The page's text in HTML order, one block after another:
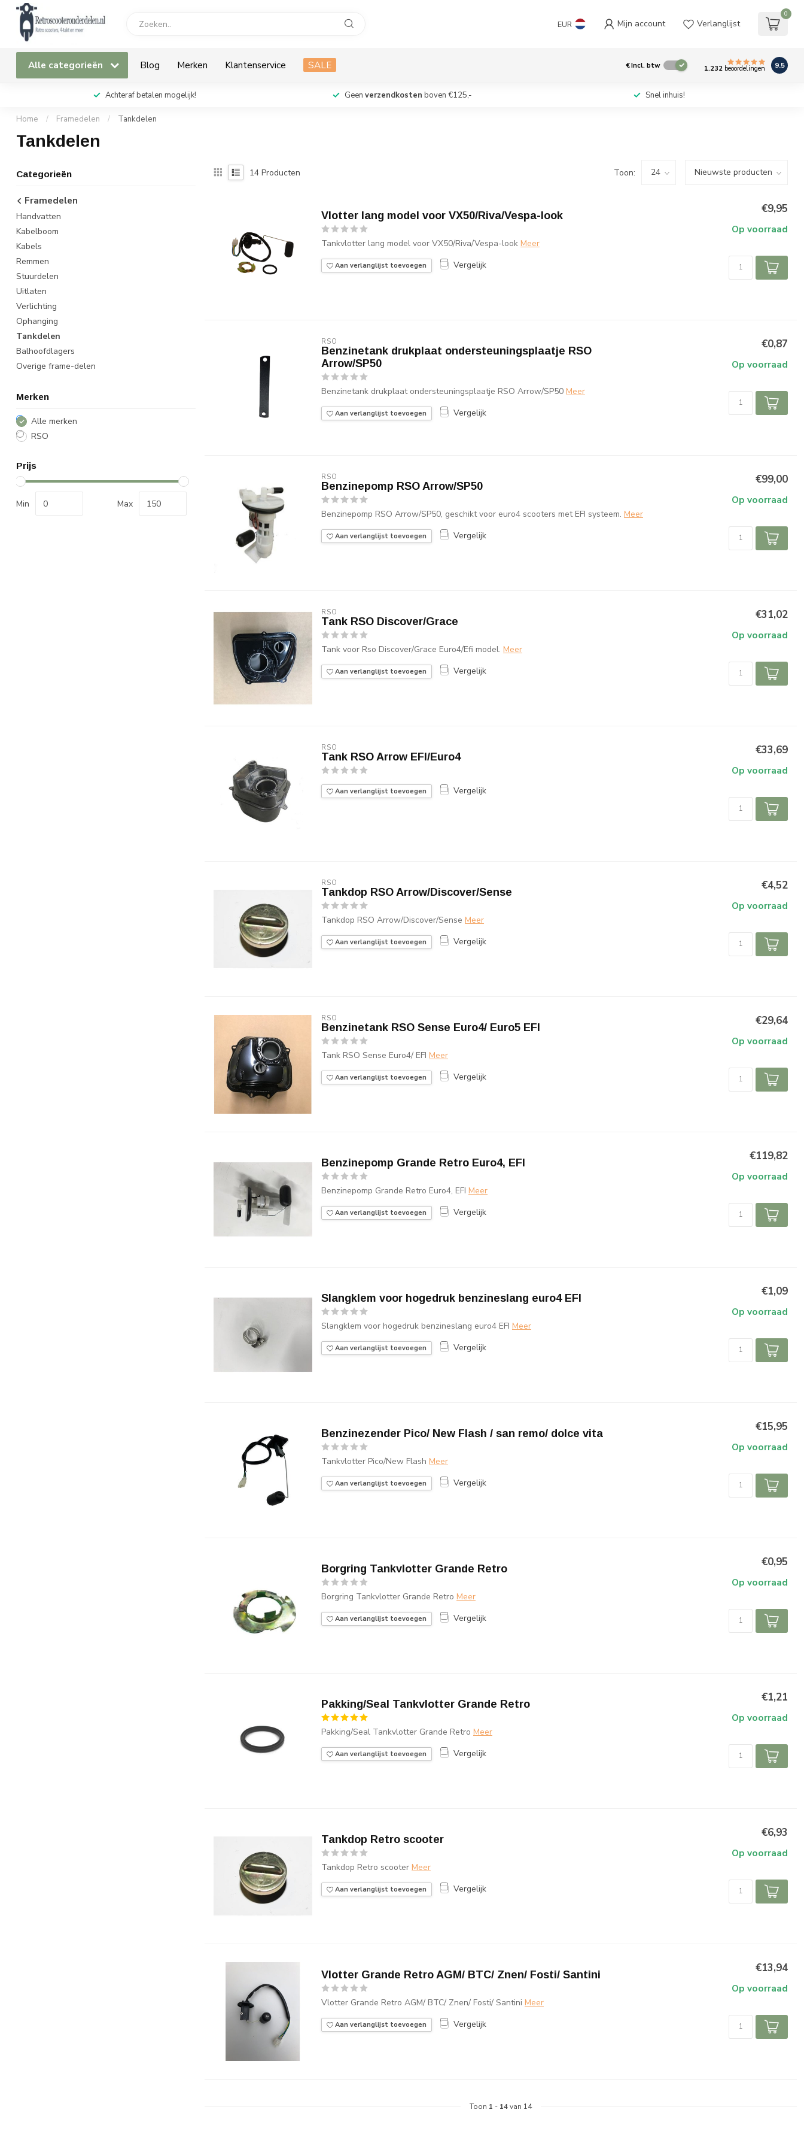
EUR Mijn account Verlanglijst
0
Alle categorieën Blog Merken Klantenservice SALE €Incl. btw 1.232 beoordelingen 9.5
Achteraf betalen mogelijk! Geen verzendkosten boven €125,- Snel inhuis!
Home / Framedelen / Tankdelen
Tankdelen
Categorieën
Framedelen
Handvatten
Kabelboom
Kabels
Remmen
Stuurdelen
Uitlaten
Verlichting
Ophanging
Tankdelen
Balhoofdlagers
Overige frame-delen
Merken
Alle merken
RSO
Prijs
Min Max
14 Producten Toon:
Vlotter lang model voor VX50/Riva/Vespa-look
Tankvlotter lang model voor VX50/Riva/Vespa-look Meer
Aan verlanglijst toevoegen Vergelijk
€9,95
Op voorraad
RSO
Benzinetank drukplaat ondersteuningsplaatje RSO
Arrow/SP50
Benzinetank drukplaat ondersteuningsplaatje RSO Arrow/SP50 Meer
Aan verlanglijst toevoegen Vergelijk
€0,87
Op voorraad
RSO
Benzinepomp RSO Arrow/SP50
Benzinepomp RSO Arrow/SP50, geschikt voor euro4 scooters met EFI systeem. Meer
Aan verlanglijst toevoegen Vergelijk
€99,00
Op voorraad
RSO
Tank RSO Discover/Grace
Tank voor Rso Discover/Grace Euro4/Efi model. Meer
Aan verlanglijst toevoegen Vergelijk
€31,02
Op voorraad
RSO
Tank RSO Arrow EFI/Euro4
Aan verlanglijst toevoegen Vergelijk
€33,69
Op voorraad
RSO
Tankdop RSO Arrow/Discover/Sense
Tankdop RSO Arrow/Discover/Sense Meer
Aan verlanglijst toevoegen Vergelijk
€4,52
Op voorraad
RSO
Benzinetank RSO Sense Euro4/ Euro5 EFI
Tank RSO Sense Euro4/ EFI Meer
Aan verlanglijst toevoegen Vergelijk
€29,64
Op voorraad
Benzinepomp Grande Retro Euro4, EFI
Benzinepomp Grande Retro Euro4, EFI Meer
Aan verlanglijst toevoegen Vergelijk
€119,82
Op voorraad
Slangklem voor hogedruk benzineslang euro4 EFI
Slangklem voor hogedruk benzineslang euro4 EFI Meer
Aan verlanglijst toevoegen Vergelijk
€1,09
Op voorraad
Benzinezender Pico/ New Flash / san remo/ dolce vita
Tankvlotter Pico/New Flash Meer
Aan verlanglijst toevoegen Vergelijk
€15,95
Op voorraad
Borgring Tankvlotter Grande Retro
Borgring Tankvlotter Grande Retro Meer
Aan verlanglijst toevoegen Vergelijk
€0,95
Op voorraad
Pakking/Seal Tankvlotter Grande Retro
Pakking/Seal Tankvlotter Grande Retro Meer
Aan verlanglijst toevoegen Vergelijk
€1,21
Op voorraad
Tankdop Retro scooter
Tankdop Retro scooter Meer
Aan verlanglijst toevoegen Vergelijk
€6,93
Op voorraad
Vlotter Grande Retro AGM/ BTC/ Znen/ Fosti/ Santini
Vlotter Grande Retro AGM/ BTC/ Znen/ Fosti/ Santini Meer
Aan verlanglijst toevoegen Vergelijk
€13,94
Op voorraad
Toon 1 - 14van 14